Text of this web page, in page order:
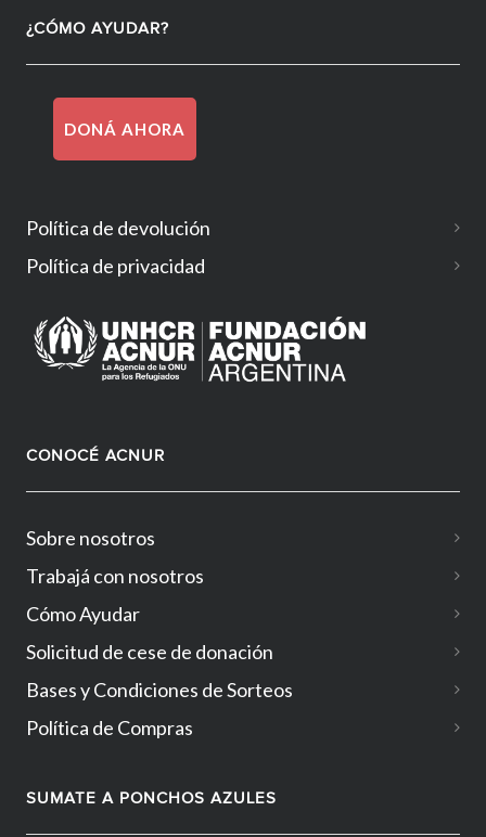
¿CÓMO AYUDAR?
DONÁ AHORA
Política de devolución
Política de privacidad
CONOCÉ ACNUR
Sobre nosotros
Trabajá con nosotros
Cómo Ayudar
Solicitud de cese de donación
Bases y Condiciones de Sorteos
Política de Compras
SUMATE A PONCHOS AZULES